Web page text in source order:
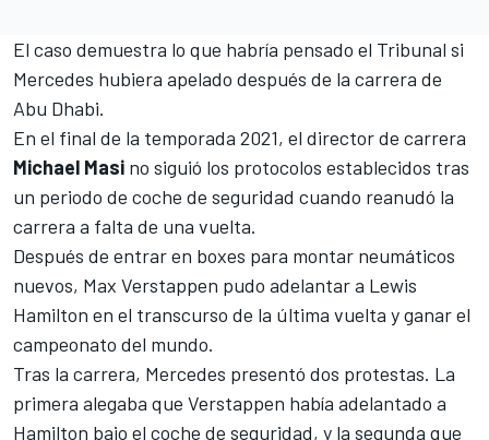
El caso demuestra lo que habría pensado el Tribunal si
Mercedes hubiera apelado después de la carrera de
Abu Dhabi.
En el final de la temporada 2021, el director de carrera
Michael Masi no siguió los protocolos establecidos tras
un periodo de coche de seguridad cuando reanudó la
carrera a falta de una vuelta.
Después de entrar en boxes para montar neumáticos
nuevos, Max Verstappen pudo adelantar a Lewis
Hamilton en el transcurso de la última vuelta y ganar el
campeonato del mundo.
Tras la carrera, Mercedes presentó dos protestas. La
primera alegaba que Verstappen había adelantado a
Hamilton bajo el coche de seguridad, y la segunda que